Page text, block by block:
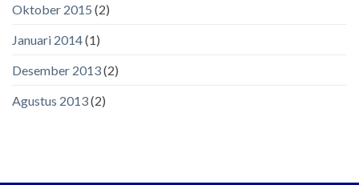
Oktober 2015 (2)
Januari 2014(1)
Desember 2013(2)
Agustus 2013(2)